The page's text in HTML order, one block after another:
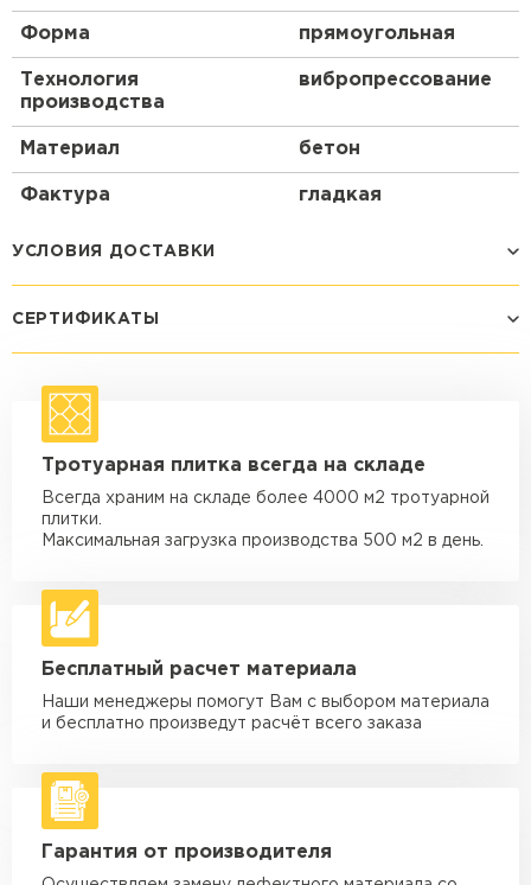
Форма прямоугольная
Технология
производства
вибропрессование
Материал бетон
Фактура гладкая
УСЛОВИЯ ДОСТАВКИ
макс. длина груза 4 м
Машина - 1,5 тн до 20 м3
макс. длина груза 4 м
Машина - 3,5 тн до 30 м3
макс. длина груза 6 м
макс. длина груза 6 м
Машина - 10 тн до 50 м3
макс. длина груза 8 м
Машина - 20 тн до 80 м3
от 5 500 ₽
Манипулятор до 5 тн
макс. длина груза 5 м
Манипулятор до 10 тн
СЕРТИФИКАТЫ
Тротуарная плитка всегда на складе
Всегда храним на складе более 4000 м2 тротуарной
плитки.
Максимальная загрузка производства 500 м2 в день.
Бесплатный расчет материала
Наши менеджеры помогут Вам с выбором материала
и бесплатно произведут расчёт всего заказа
Гарантия от производителя